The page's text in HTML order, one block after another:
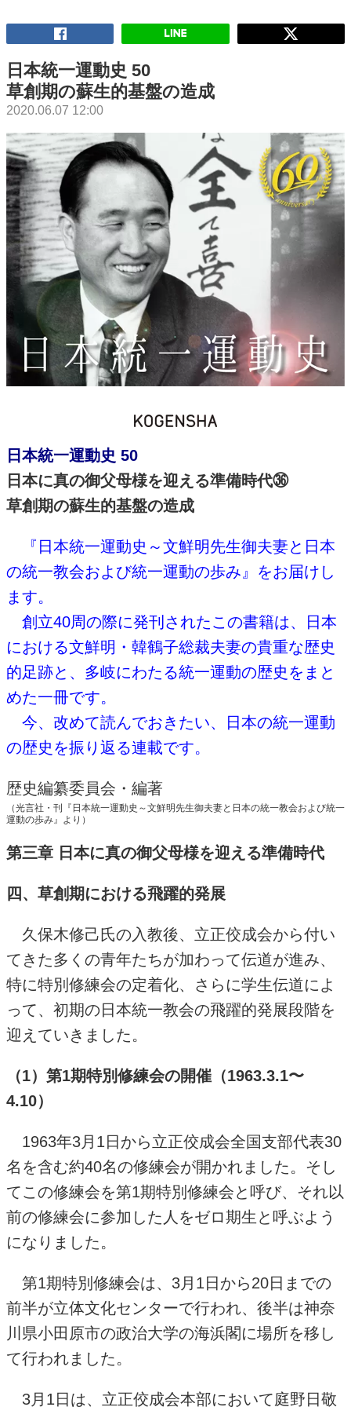
日本統一運動史 50
草創期の蘇生的基盤の造成
2020.06.07 12:00
日本統一運動史 50
日本に真の御父母様を迎える準備時代㊱
草創期の蘇生的基盤の造成
『日本統一運動史～文鮮明先生御夫妻と日本
の統一教会および統一運動の歩み』をお届けし
ます。
創立40周の際に発刊されたこの書籍は、日本
における文鮮明・韓鶴子総裁夫妻の貴重な歴史
的足跡と、多岐にわたる統一運動の歴史をまと
めた一冊です。
今、改めて読んでおきたい、日本の統一運動
の歴史を振り返る連載です。
歴史編纂委員会・編著
（光言社・刊『日本統一運動史～文鮮明先生御夫妻と日本の統一教会および統一
運動の歩み』より）
第三章 日本に真の御父母様を迎える準備時代
四、草創期における飛躍的発展
久保木修己氏の入教後、立正佼成会から付い
てきた多くの青年たちが加わって伝道が進み、
特に特別修練会の定着化、さらに学生伝道によ
って、初期の日本統一教会の飛躍的発展段階を
迎えていきました。
（1）第1期特別修練会の開催（1963.3.1〜
4.10）
1963年3月1日から立正佼成会全国支部代表30
名を含む約40名の修練会が開かれました。そし
てこの修練会を第1期特別修練会と呼び、それ以
前の修練会に参加した人をゼロ期生と呼ぶよう
になりました。
第1期特別修練会は、3月1日から20日までの
前半が立体文化センターで行われ、後半は神奈
川県小田原市の政治大学の海浜閣に場所を移し
て行われました。
3月1日は、立正佼成会本部において庭野日敬